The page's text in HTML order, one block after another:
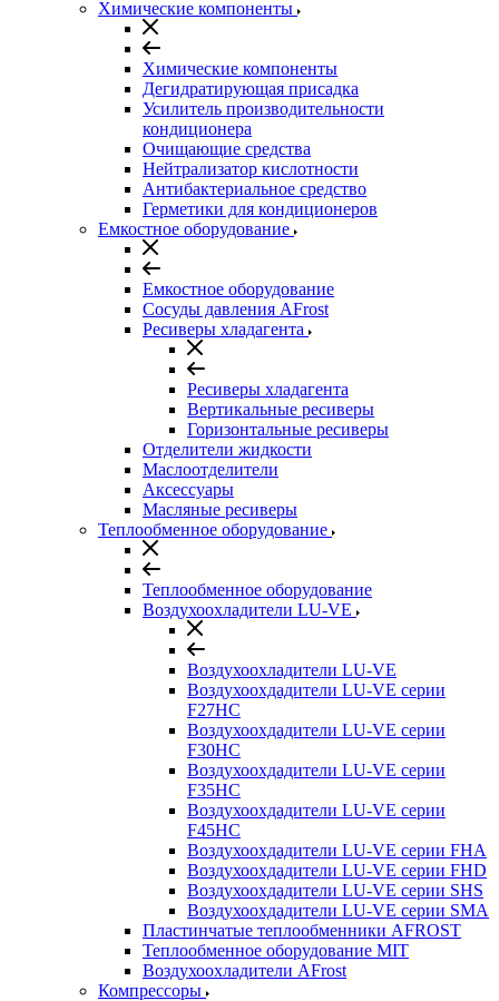
Химические компоненты
Химические компоненты
Дегидратирующая присадка
Усилитель производительности
кондиционера
Очищающие средства
Нейтрализатор кислотности
Антибактериальное средство
Герметики для кондиционеров
Емкостное оборудование
Емкостное оборудование
Сосуды давления AFrost
Ресиверы хладагента
Ресиверы хладагента
Вертикальные ресиверы
Горизонтальные ресиверы
Отделители жидкости
Маслоотделители
Аксессуары
Масляные ресиверы
Теплообменное оборудование
Теплообменное оборудование
Воздухоохладители LU-VE
Воздухоохладители LU-VE
Воздухоохдадители LU-VE серии
F27HC
Воздухоохдадители LU-VE серии
F30HC
Воздухоохдадители LU-VE серии
F35HC
Воздухоохдадители LU-VE серии
F45HC
Воздухоохдадители LU-VE серии FHA
Воздухоохдадители LU-VE серии FHD
Воздухоохдадители LU-VE серии SHS
Воздухоохдадители LU-VE серии SMA
Пластинчатые теплообменники AFROST
Теплообменное оборудование MIT
Воздухоохладители AFrost
Компрессоры